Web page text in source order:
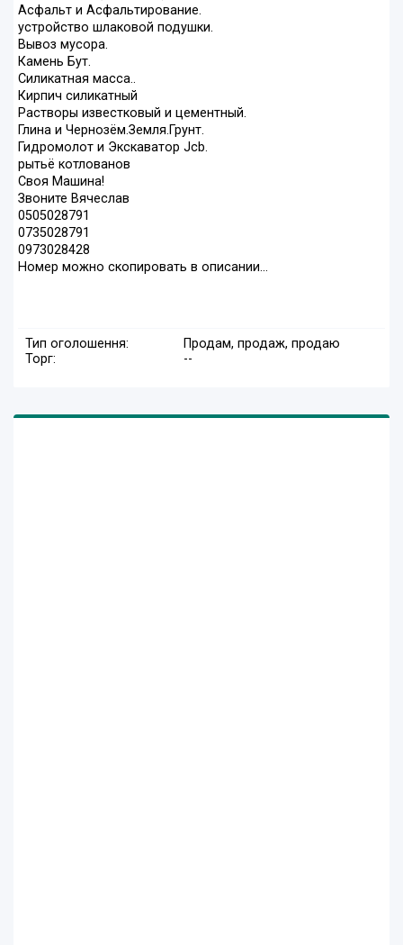
Асфальт и Асфальтирование.
устройство шлаковой подушки.
Вывоз мусора.
Камень Бут.
Силикатная масса..
Кирпич силикатный
Растворы известковый и цементный.
Глина и Чернозём.Земля.Грунт.
Гидромолот и Экскаватор Jcb.
рытьё котлованов
Своя Машина!
Звоните Вячеслав
0505028791
0735028791
0973028428
Номер можно скопировать в описании...
Тип оголошення:
Продам, продаж, продаю
Торг:
--